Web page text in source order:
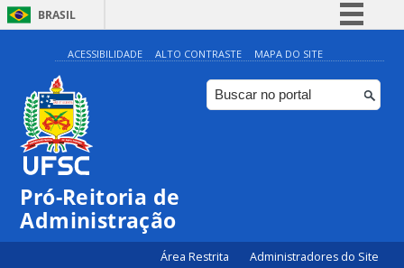
BRASIL
Simplifique!
Comunica BR
Participe
ACESSIBILIDADE ALTO CONTRASTE MAPA DO SITE
Pró-Reitoria de
Administração
Área Restrita Administradores do Site